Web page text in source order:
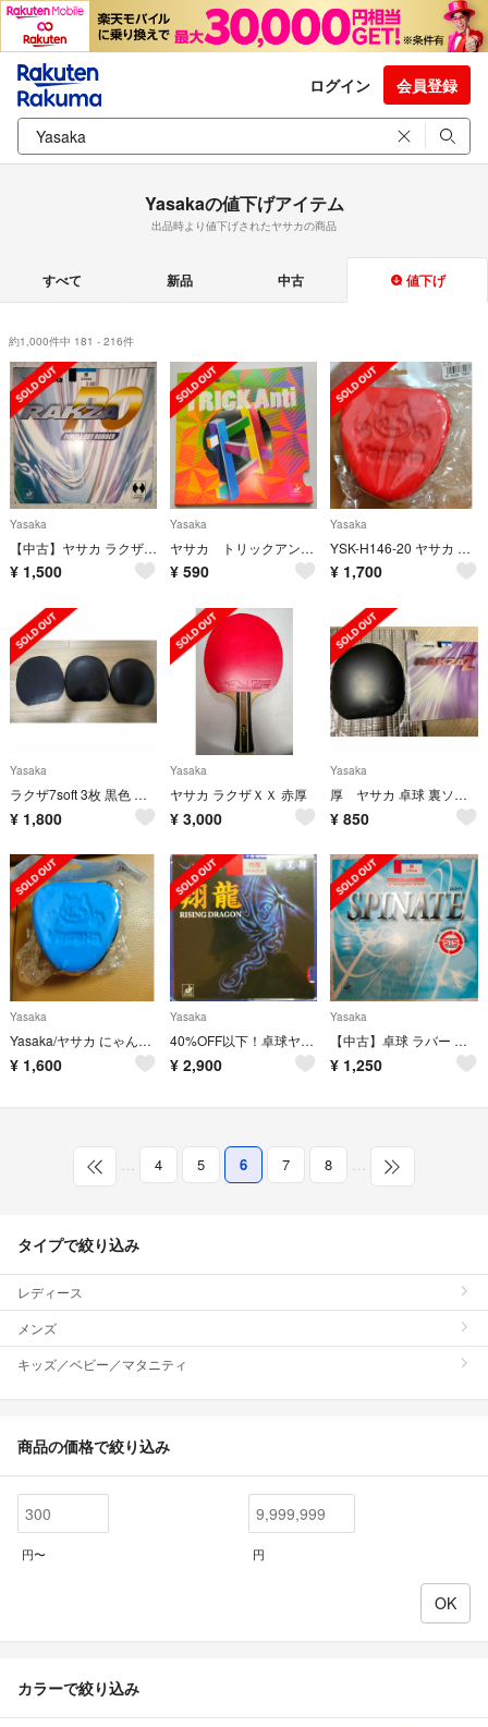
ログイン 会員登録
Yasakaの値下げアイテム
出品時より値下げされたヤサカの商品
すべて 新品 中古 値下げ
約1,000件中 181 - 216件
Yasaka
【中古】ヤサカ ラクザPO 黒 厚 (回転系表ソフト)
¥ 1,500
Yasaka
ヤサカ トリックアンチラバー
¥ 590
Yasaka
YSK-H146-20 ヤサカ にゃんこボールケースII レッド YaSaKa
¥ 1,700
Yasaka
ラクザ7soft 3枚 黒色 中厚
¥ 1,800
Yasaka
ヤサカ ラクザＸＸ 赤厚
¥ 3,000
Yasaka
厚 ヤサカ 卓球 裏ソフトラバー ラクザZ B87 クロ(90) A(1枚)
¥ 850
Yasaka
Yasaka/ヤサカ にゃんこボールケース2 ブルー H146
¥ 1,600
Yasaka
40%OFF以下！卓球ヤサカ翔龍
¥ 2,900
Yasaka
【中古】卓球 ラバー 回転系表ソフト ヤサカ スピネイト 赤 厚(2.0mm)
¥ 1,250
… 4 5 6 7 8 …
タイプで絞り込み
レディース
メンズ
キッズ／ベビー／マタニティ
商品の価格で絞り込み
円〜 円
カラーで絞り込み